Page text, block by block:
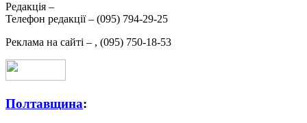
Редакція –
Телефон редакції – (095) 794-29-25
Реклама на сайті – , (095) 750-18-53
Полтавщина: